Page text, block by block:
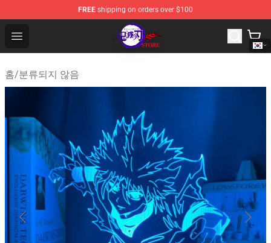
FREE shipping on orders over $100
Open menu
Kimetsu no Yaiba Store - Official Kimetsu no Yaiba
홈/분류되지 않음